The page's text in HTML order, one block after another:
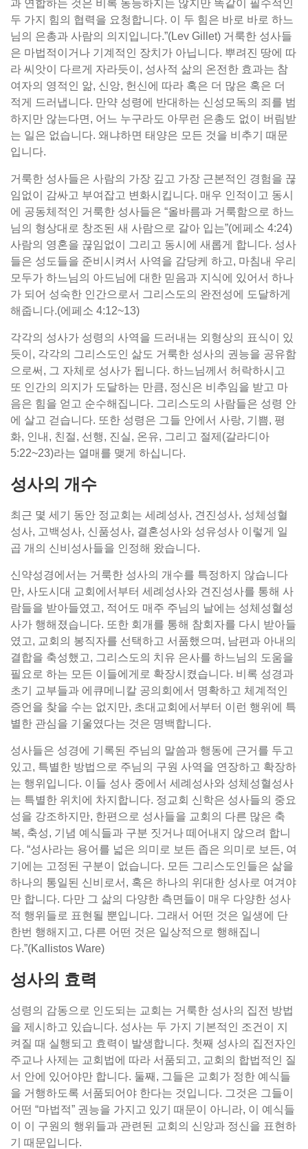
과 연합하는 것은 비록 동등하지는 않지만 똑같이 필수적인
두 가지 힘의 협력을 요청합니다. 이 두 힘은 바로 바로 하느
님의 은총과 사람의 의지입니다.”(Lev Gillet) 거룩한 성사들
은 마법적이거나 기계적인 장치가 아닙니다. 뿌려진 땅에 따
라 씨앗이 다르게 자라듯이, 성사적 삶의 온전한 효과는 참
여자의 영적인 앎, 신앙, 헌신에 따라 혹은 더 많은 혹은 더
적게 드러냅니다. 만약 성령에 반대하는 신성모독의 죄를 범
하지만 않는다면, 어느 누구라도 아무런 은총도 없이 버림받
는 일은 없습니다. 왜냐하면 태양은 모든 것을 비추기 때문
입니다.
거룩한 성사들은 사람의 가장 깊고 가장 근본적인 경험을 끊
임없이 감싸고 부여잡고 변화시킵니다. 매우 인적이고 동시
에 공동체적인 거룩한 성사들은 “올바름과 거룩함으로 하느
님의 형상대로 창조된 새 사람으로 갈아 입는”(에페소 4:24)
사람의 영혼을 끊임없이 그리고 동시에 새롭게 합니다. 성사
들은 성도들을 준비시켜서 사역을 감당케 하고, 마침내 우리
모두가 하느님의 아드님에 대한 믿음과 지식에 있어서 하나
가 되어 성숙한 인간으로서 그리스도의 완전성에 도달하게
해줍니다.(에페소 4:12~13)
각각의 성사가 성령의 사역을 드러내는 외형상의 표식이 있
듯이, 각각의 그리스도인 삶도 거룩한 성사의 권능을 공유함
으로써, 그 자체로 성사가 됩니다. 하느님께서 허락하시고
또 인간의 의지가 도달하는 만큼, 정신은 비추임을 받고 마
음은 힘을 얻고 순수해집니다. 그리스도의 사람들은 성령 안
에 살고 걷습니다. 또한 성령은 그들 안에서 사랑, 기쁨, 평
화, 인내, 친절, 선행, 진실, 온유, 그리고 절제(갈라디아
5:22~23)라는 열매를 맺게 하십니다.
성사의 개수
최근 몇 세기 동안 정교회는 세례성사, 견진성사, 성체성혈
성사, 고백성사, 신품성사, 결혼성사와 성유성사 이렇게 일
곱 개의 신비성사들을 인정해 왔습니다.
신약성경에서는 거룩한 성사의 개수를 특정하지 않습니다
만, 사도시대 교회에서부터 세례성사와 견진성사를 통해 사
람들을 받아들였고, 적어도 매주 주님의 날에는 성체성혈성
사가 행해졌습니다. 또한 회개를 통해 참회자를 다시 받아들
였고, 교회의 봉직자를 선택하고 서품했으며, 남편과 아내의
결합을 축성했고, 그리스도의 치유 은사를 하느님의 도움을
필요로 하는 모든 이들에게로 확장시켰습니다. 비록 성경과
초기 교부들과 에큐메니칼 공의회에서 명확하고 체계적인
증언을 찾을 수는 없지만, 초대교회에서부터 이런 행위에 특
별한 관심을 기울였다는 것은 명백합니다.
성사들은 성경에 기록된 주님의 말씀과 행동에 근거를 두고
있고, 특별한 방법으로 주님의 구원 사역을 연장하고 확장하
는 행위입니다. 이들 성사 중에서 세례성사와 성체성혈성사
는 특별한 위치에 차지합니다. 정교회 신학은 성사들의 중요
성을 강조하지만, 한편으로 성사들을 교회의 다른 많은 축
복, 축성, 기념 예식들과 구분 짓거나 떼어내지 않으려 합니
다. “성사라는 용어를 넓은 의미로 보든 좁은 의미로 보든, 여
기에는 고정된 구분이 없습니다. 모든 그리스도인들은 삶을
하나의 통일된 신비로서, 혹은 하나의 위대한 성사로 여겨야
만 합니다. 다만 그 삶의 다양한 측면들이 매우 다양한 성사
적 행위들로 표현될 뿐입니다. 그래서 어떤 것은 일생에 단
한번 행해지고, 다른 어떤 것은 일상적으로 행해집니
다.”(Kallistos Ware)
성사의 효력
성령의 감동으로 인도되는 교회는 거룩한 성사의 집전 방법
을 제시하고 있습니다. 성사는 두 가지 기본적인 조건이 지
켜질 때 실행되고 효력이 발생합니다. 첫째 성사의 집전자인
주교나 사제는 교회법에 따라 서품되고, 교회의 합법적인 질
서 안에 있어야만 합니다. 둘째, 그들은 교회가 정한 예식들
을 거행하도록 서품되어야 한다는 것입니다. 그것은 그들이
어떤 “마법적” 권능을 가지고 있기 때문이 아니라, 이 예식들
이 이 구원의 행위들과 관련된 교회의 신앙과 정신을 표현하
기 때문입니다.